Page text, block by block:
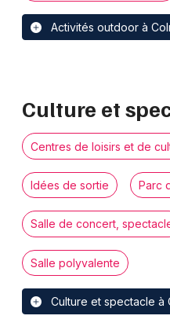
Activités outdoor à
Culture et
Centres de loisirs et de
Idées de sortie Parc
Salle de concert,
Salle polyvalente
Culture et spectacle à